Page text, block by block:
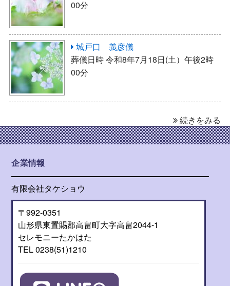
00分
城戸口 義彦儀
葬儀日時 令和8年7月18日(土）午後2時
00分
続きをみる
企業情報
有限会社タケショウ
〒992-0351
山形県東置賜郡高畠町大字高畠2044-1
セレモニーたかはた
TEL 0238(51)1210